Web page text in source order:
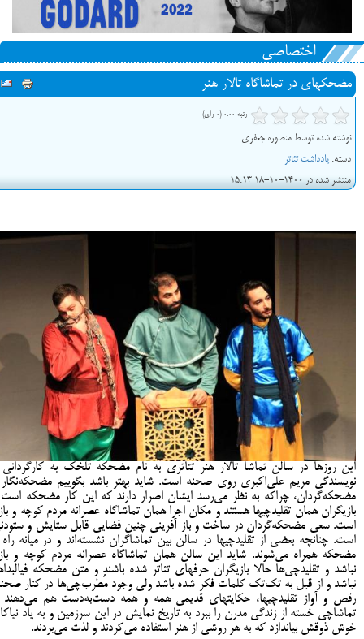
اختصاصی
مضحکهای در تماشاگاه تالار هنر
رتبه 0.00 (0 رای)
نوشته شده توسط منصوره جعفری
دسته: یادداشت تئاتر
منتشر شده در 1400-10-18 15:13
این روزها در سالن تماشا تالار هنر تئاتری به نام مضحکه تلخک به
نویسندگی مریم علی‌اکبری روی صحنه است. شاید بهتر باشد بگوییم
مضحکه‌گردان، چراکه به نظر می‌رسد ایشان اصرار دارند که این کار مضحکه
بازیگران همان تقلیدچیها هستند و مکان اجرا همان تماشاگاه عصرانه مردم کوچه و
است. سعی مضحکه‌گردان در ساخت و باز آفرینی چنین فضایی قابل ستایش و
است. چنانچه بعضی از تقلیدچیها در سالن بین تماشاگران نشسته‌اند و در میانه راه
مضحکه همراه می‌شوند. شاید این سالن همان تماشاگاه عصرانه مردم کوچه و
نباشد و تقلیدچی‌ها حالا بازیگران حرفهای تئاتر شده باشند و متن مضحکه
نباشد و از قبل به تک‌تک کلمات فکر شده باشد ولی وجود مُطرب‌چی‌ها در کنار
رقص و آواز تقلیدچیها، حکایتهای قدیمی همه و همه دست‌به‌دست هم می‌دهند
تماشاچی خسته از زندگی مدرن را ببرد به تاریخ نمایش در این سرزمین و به یاد
خوش ذوقش بیاندازد که به هر روشی از هنر استفاده می‌کردند و لذت می‌بردند.